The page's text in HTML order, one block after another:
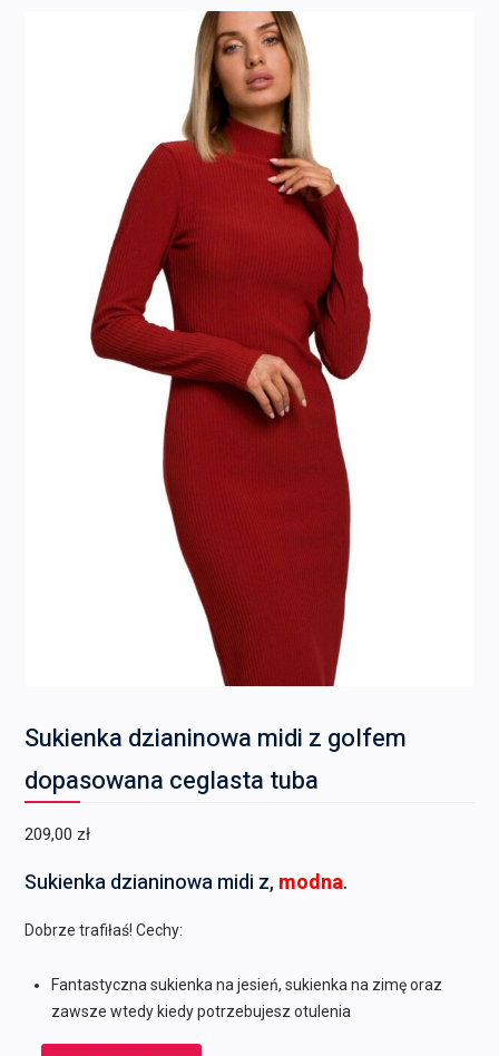
Sukienka dzianinowa midi z golfem
dopasowana ceglasta tuba
209,00 zł
Sukienka dzianinowa midi z, modna.
Dobrze trafiłaś! Cechy:
Fantastyczna sukienka na jesień, sukienka na zimę oraz
zawsze wtedy kiedy potrzebujesz otulenia